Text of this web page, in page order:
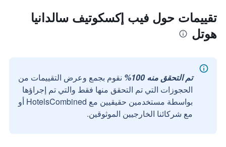
تقييمات حول فيب إكسكوتيف سالدانيا
هوتل
تم التحقق منه 100%
نقوم بجمع وعرض التقييمات من
الحجوزات التي تم التحقق منها فقط والتي تم إجراؤها
بواسطة مستخدمين حقيقيين مع HotelsCombined أو
مع شركائنا الخارجيين الموثوقين.